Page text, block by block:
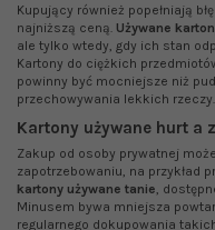
Kupujący również popełniają
najniższą ceną. Używane
ale tylko wtedy, gdy ich stan
Kartony do ciężkich
powinny być mocniejsze niż
przechowywania lekkich rzeczy.
Kartony używane hurt a
Zakup od osoby prywatnej
zapotrzebowaniu, na przykład
kartony używane tanie,
Minusem bywa mniejsza
regularnego dokupowania